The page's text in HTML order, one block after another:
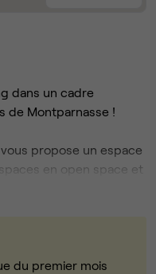
dans un cadre
de Montparnasse !
propose un espace
en open space et
de tous horizons
inclues :
du premier mois